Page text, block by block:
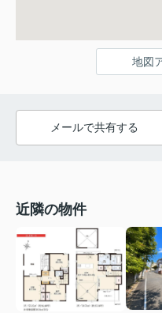
地図
メールで共有する
近隣の物件